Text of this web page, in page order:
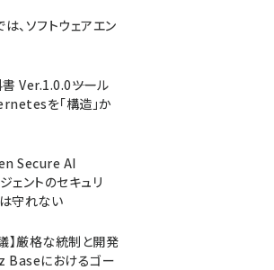
、ソフトウェアエン
Ver.1.0.0――ツール
を「構造」か
Secure AI
ェントのセキュリ
守れない
】厳格な統制と開発
Baseにおけるゴー